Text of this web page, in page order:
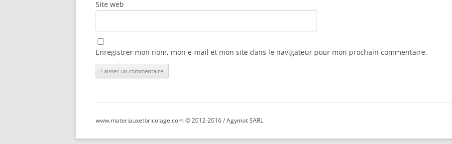
Site web
Enregistrer mon nom, mon e-mail et mon site dans le navigateur pour mon prochain commentaire.
www.materiauxetbricolage.com © 2012-2016 / Agymat SARL